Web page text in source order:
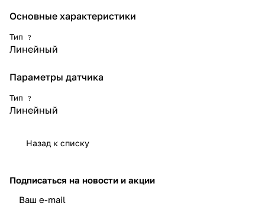
Основные характеристики
Тип ?
Линейный
Параметры датчика
Тип ?
Линейный
Назад к списку
Подписаться на новости и акции